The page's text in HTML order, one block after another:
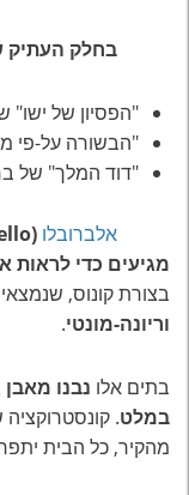
בחלק העתיק
"הפסיון של ישו"
"הבשורה על-פי
"דוד המלך" של
אלברובלו (Alberobello)
מגיעים כדי לראות
בצורת קונוס,
וריונה-מונטי.
בתים אלו נבנו
במלט.
מהקיר, כל הבית